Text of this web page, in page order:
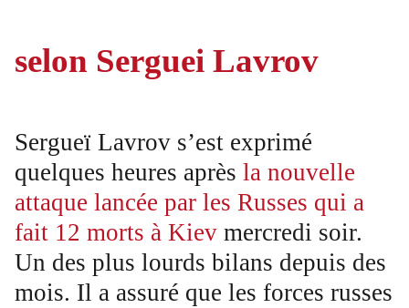
selon Serguei Lavrov
Sergueï Lavrov s’est exprimé
quelques heures après la nouvelle
attaque lancée par les Russes qui a
fait 12 morts à Kiev mercredi soir.
Un des plus lourds bilans depuis des
mois. Il a assuré que les forces russes